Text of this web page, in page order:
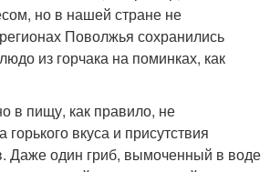
но в нашей стране не
Поволжья сохранились
из горчака на поминках, как
в пищу, как правило, не
горького вкуса и присутствия
Даже один гриб, вымоченный в воде